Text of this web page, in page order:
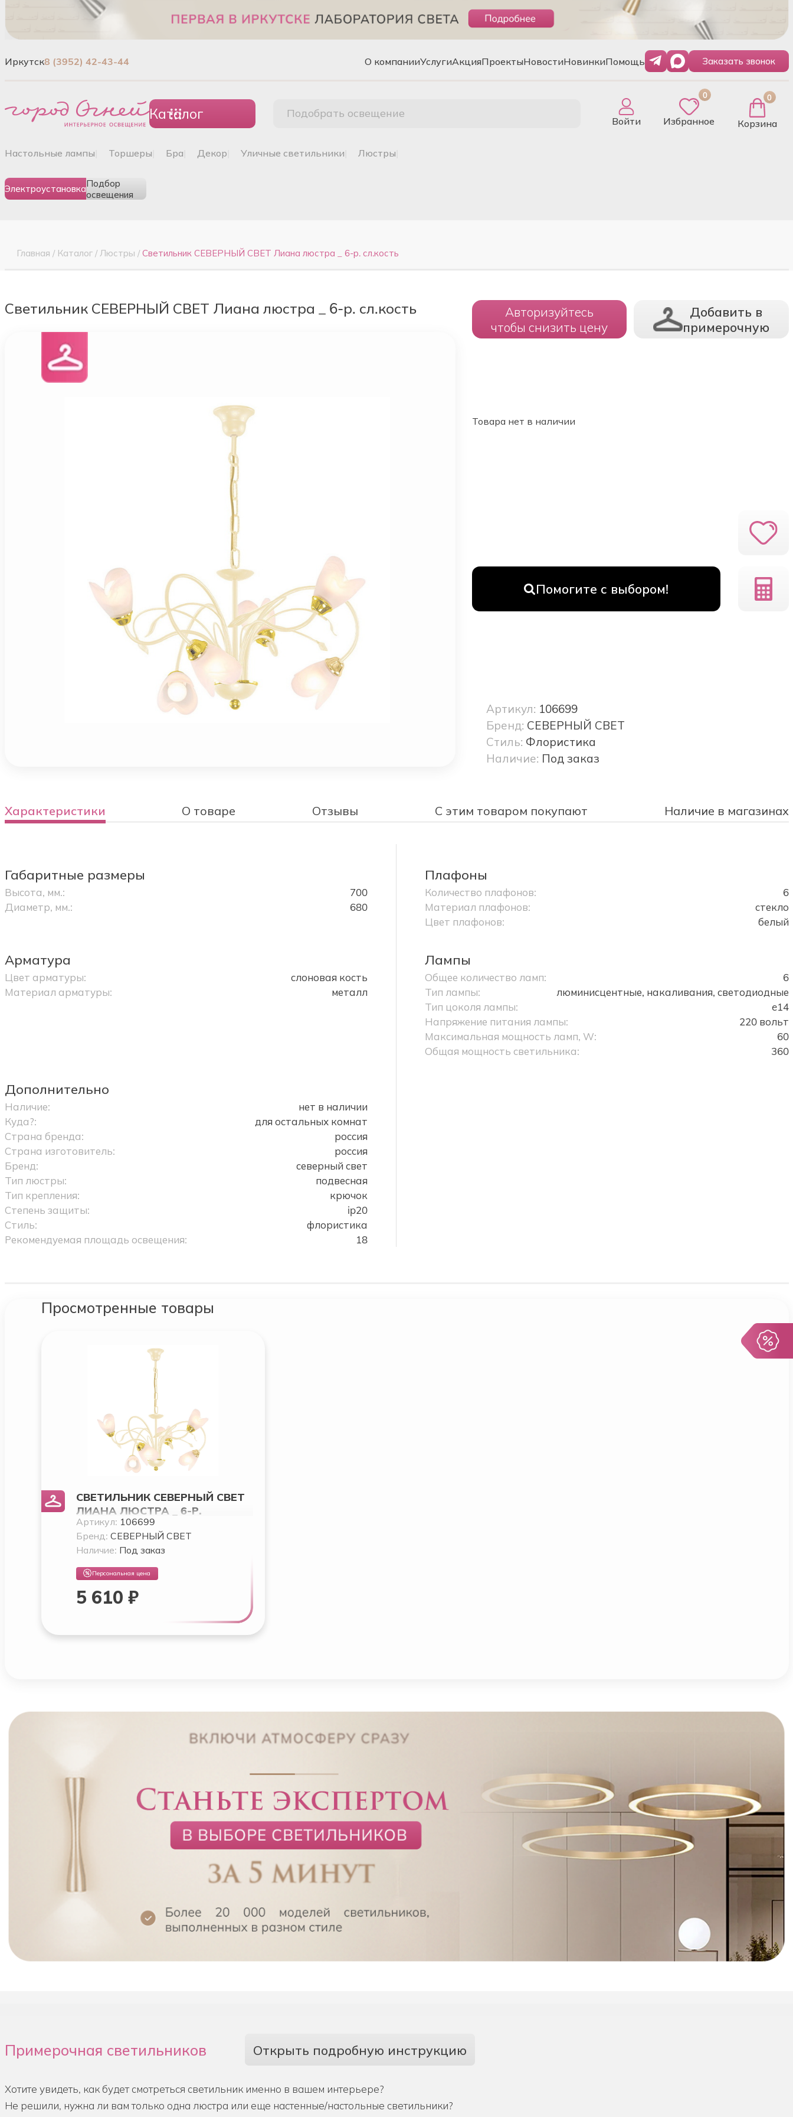
Иркутск8 (3952) 42-43-44 О компанииУслугиАкцияПроектыНовостиНовинкиПомощь Заказать звонок
Каталог Подобрать освещение
Войти
0
Избранное
0
Корзина
настольные лампы торшеры бра декор уличные светильники люстры
ЭлектроустановкаПодбор
освещения
Главная / Каталог / Люстры / Светильник СЕВЕРНЫЙ СВЕТ Лиана люстра _ 6-р. сл.кость
Светильник СЕВЕРНЫЙ СВЕТ Лиана люстра _ 6-р. сл.кость
Авторизуйтесь
чтобы снизить цену
Добавить в
примерочную
Товара нет в наличии
Помогите с выбором!
Артикул: 106699
Бренд: СЕВЕРНЫЙ СВЕТ
Стиль: Флористика
Наличие: Под заказ
Характеристики О товаре Отзывы С этим товаром покупают Наличие в магазинах
Габаритные размеры
Высота, мм.:
700
Диаметр, мм.:
680
Плафоны
Количество плафонов:
6
Материал плафонов:
стекло
Цвет плафонов:
белый
Арматура
Цвет арматуры:
слоновая кость
Материал арматуры:
металл
Лампы
Общее количество ламп:
6
Тип лампы:
люминисцентные, накаливания, светодиодные
Тип цоколя лампы:
e14
Напряжение питания лампы:
220 вольт
Максимальная мощность ламп, W:
60
Общая мощность светильника:
360
Дополнительно
Наличие:
нет в наличии
Куда?:
для остальных комнат
Страна бренда:
россия
Страна изготовитель:
россия
Бренд:
северный свет
Тип люстры:
подвесная
Тип крепления:
крючок
Степень защиты:
ip20
Стиль:
флористика
Рекомендуемая площадь освещения:
18
Просмотренные товары
СВЕТИЛЬНИК СЕВЕРНЫЙ СВЕТ
ЛИАНА ЛЮСТРА _ 6-Р.
СЛ.КОСТЬ
Артикул: 106699
Бренд: СЕВЕРНЫЙ СВЕТ
Наличие: Под заказ
Персональная цена
5 610 ₽
Примерочная светильников Открыть подробную инструкцию
Хотите увидеть, как будет смотреться светильник именно в вашем интерьере?
Не решили, нужна ли вам только одна люстра или еще настенные/настольные светильники?